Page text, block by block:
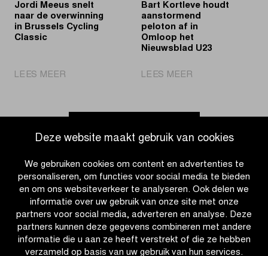
Deze website maakt gebruik van cookies
We gebruiken cookies om content en advertenties te
personaliseren, om functies voor social media te bieden
en om ons websiteverkeer te analyseren. Ook delen we
informatie over uw gebruik van onze site met onze
partners voor social media, adverteren en analyse. Deze
partners kunnen deze gegevens combineren met andere
informatie die u aan ze heeft verstrekt of die ze hebben
verzameld op basis van uw gebruik van hun services.
Jordi Meeus snelt
naar de overwinning
in Brussels Cycling
Classic
LEES MEER
snelt
de
in
Brussels
Cycling
Classic
Bart Kortleve houdt
aanstormend
peloton af in
Omloop het
Nieuwsblad U23
LEES MEER
houdt
peloton
in
Omloop
het
Nieuwsblad
U23
Ga naar nieuwsoverzicht